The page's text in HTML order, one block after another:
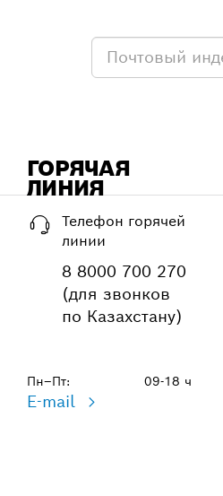
ГОРЯЧАЯ
ЛИНИЯ
Телефон горячей
линии
8 8000 700 270
(для звонков
по Казахстану)
Пн–Пт: 09-18 ч
E-mail